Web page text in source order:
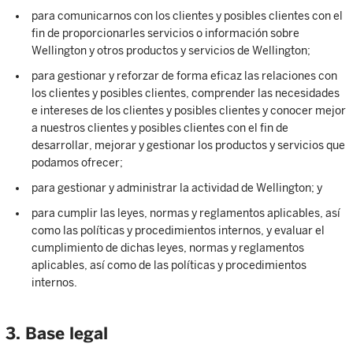
para comunicarnos con los clientes y posibles clientes con el
fin de proporcionarles servicios o información sobre
Wellington y otros productos y servicios de Wellington;
para gestionar y reforzar de forma eficaz las relaciones con
los clientes y posibles clientes, comprender las necesidades
e intereses de los clientes y posibles clientes y conocer mejor
a nuestros clientes y posibles clientes con el fin de
desarrollar, mejorar y gestionar los productos y servicios que
podamos ofrecer;
para gestionar y administrar la actividad de Wellington; y
para cumplir las leyes, normas y reglamentos aplicables, así
como las políticas y procedimientos internos, y evaluar el
cumplimiento de dichas leyes, normas y reglamentos
aplicables, así como de las políticas y procedimientos
internos.
3. Base legal